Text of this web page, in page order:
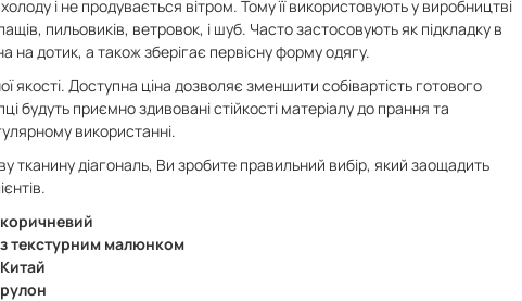
і не продувається вітром. Тому її використовують у виробництві
пильовиків, ветровок, і шуб. Часто застосовують як підкладку в
дотик, а також зберігає первісну форму одягу.
якості. Доступна ціна дозволяє зменшити собівартість готового
будуть приємно здивовані стійкості матеріалу до прання та
використанні.
тканину діагональ, Ви зробите правильний вибір, який заощадить
коричневий
з текстурним малюнком
Китай
рулон